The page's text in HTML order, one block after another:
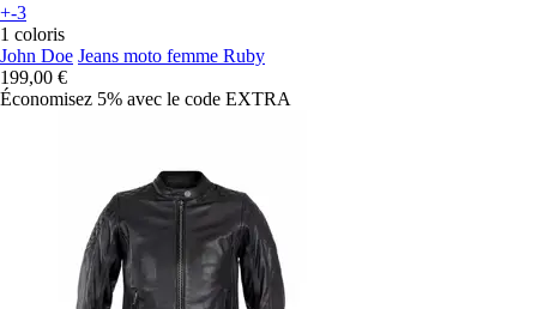
+-3
1 coloris
John Doe Jeans moto femme Ruby
199,00 €
Économisez 5% avec le code EXTRA